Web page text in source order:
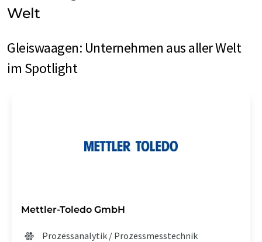
Welt
Gleiswaagen: Unternehmen aus aller Welt
im Spotlight
Mettler-Toledo GmbH
Prozessanalytik / Prozessmesstechnik